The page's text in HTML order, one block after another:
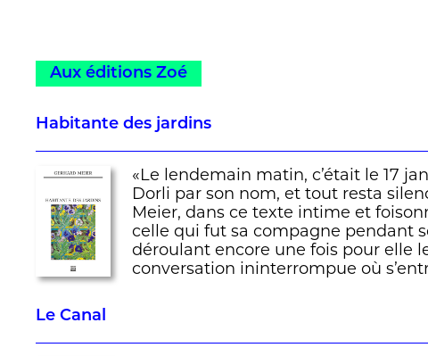
Aux éditions Zoé
Habitante des jardins
«Le lendemain matin, c’était le 17
Dorli par son nom, et tout resta
Meier, dans ce texte intime et
celle qui fut sa compagne pendant
déroulant encore une fois pour elle
conversation ininterrompue où
Le Canal